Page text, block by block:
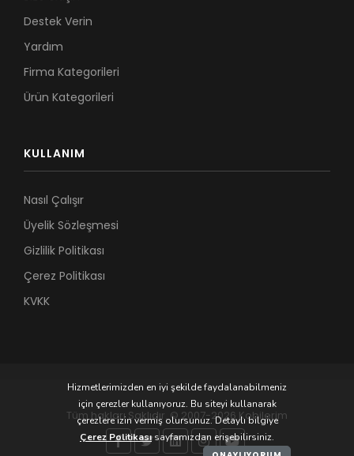
Destek Verin
Yardım
Firma Kategorileri
Ürün Kategorileri
KULLANIM
Nasıl Çalışır
Üyelik Sözleşmesi
Gizlilik Politikası
Çerez Politikası
KVKK
Tüm hakları Saklıdır. © 2007-2026 Kobilerim
Hizmetlerimizden en iyi şekilde faydalanabilmeniz
için çerezler kullanıyoruz. Bu siteyi kullanarak
çerezlere izin vermiş olursunuz. Detaylı bilgiye
Çerez Politikasısayfamızdan erişebilirsiniz.